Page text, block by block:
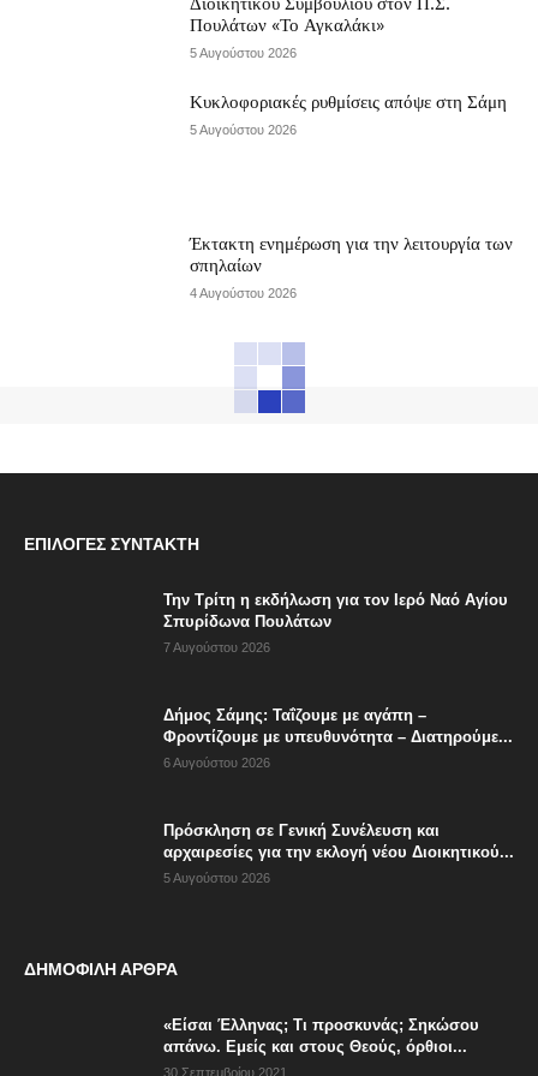
Πουλάτων «Το Αγκαλάκι»
5 Αυγούστου 2026
Κυκλοφοριακές ρυθμίσεις απόψε στη Σάμη
5 Αυγούστου 2026
Έκτακτη ενημέρωση για την λειτουργία των
σπηλαίων
4 Αυγούστου 2026
ΕΠΙΛΟΓΈΣ ΣΥΝΤΆΚΤΗ
Την Τρίτη η εκδήλωση για τον Ιερό Ναό Αγίου
Σπυρίδωνα Πουλάτων
7 Αυγούστου 2026
Δήμος Σάμης: Ταΐζουμε με αγάπη –
Φροντίζουμε με υπευθυνότητα – Διατηρούμε...
6 Αυγούστου 2026
Πρόσκληση σε Γενική Συνέλευση και
αρχαιρεσίες για την εκλογή νέου Διοικητικού...
5 Αυγούστου 2026
ΔΗΜΟΦΙΛΗ ΑΡΘΡΑ
«Είσαι Έλληνας; Τι προσκυνάς; Σηκώσου
απάνω. Εμείς και στους Θεούς, όρθιοι...
30 Σεπτεμβρίου 2021